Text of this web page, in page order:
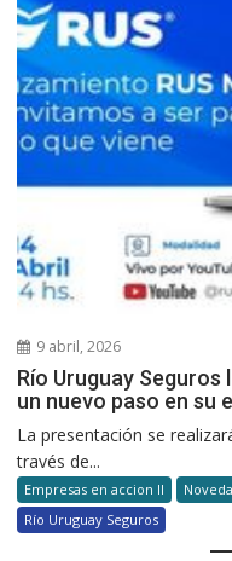
9 abril, 2026
Río Uruguay Seguros
un nuevo paso en su
La presentación se
través de...
Empresas en accion II
Río Uruguay Seguros